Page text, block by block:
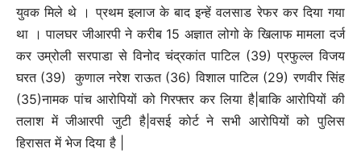
युवक मिले थे । प्रथम इलाज के बाद इन्हें वलसाड रेफर कर दिया गया
था । पालघर जीआरपी ने करीब 15 अज्ञात लोगो के खिलाफ मामला दर्ज
कर उम्रोली सरपाडा से विनोद चंद्रकांत पाटिल (39) प्रफुल्ल विजय
घरत (39) कुणाल नरेश राऊत (36) विशाल पाटिल (29) रणवीर सिंह
(35)नामक पांच आरोपियों को गिरफ्तर कर लिया है|बाकि आरोपियों की
तलाश में जीआरपी जुटी है|वसई कोर्ट ने सभी आरोपियों को पुलिस
हिरासत में भेज दिया है |